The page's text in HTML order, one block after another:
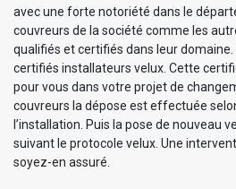
avec une forte notoriété dans le
couvreurs de la société comme les
qualifiés et certifiés dans leur
certifiés installateurs velux. Cette
pour vous dans votre projet de
couvreurs la dépose est effectuée
l’installation. Puis la pose de nouveau
suivant le protocole velux. Une
soyez-en assuré.